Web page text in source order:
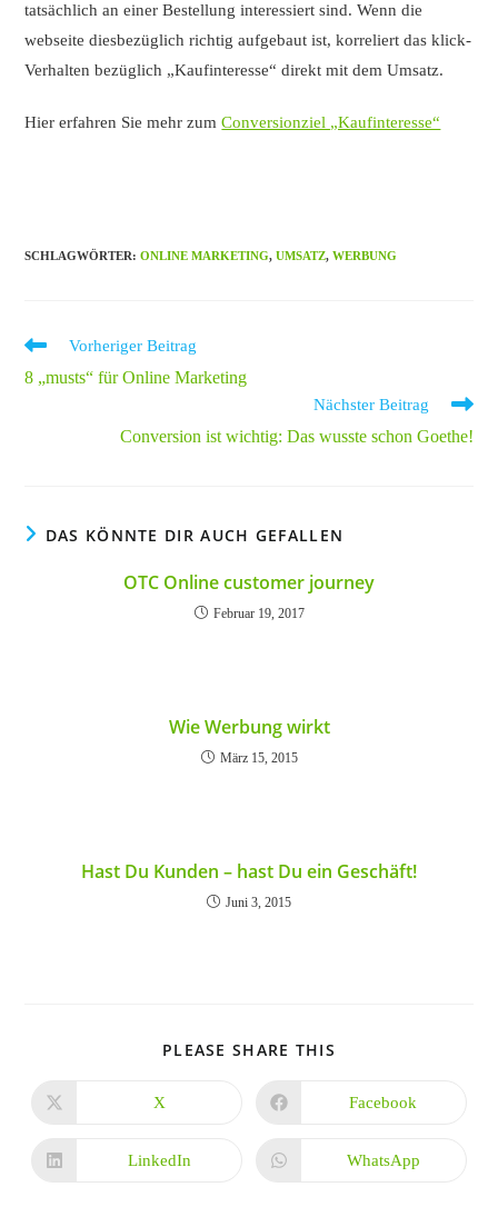
tatsächlich an einer Bestellung interessiert sind. Wenn die
webseite diesbezüglich richtig aufgebaut ist, korreliert das klick-
Verhalten bezüglich „Kaufinteresse“ direkt mit dem Umsatz.
Hier erfahren Sie mehr zumConversionziel „Kaufinteresse“
SCHLAGWÖRTER:ONLINE MARKETING, UMSATZ, WERBUNG
Weitere
ansehen
Vorheriger Beitrag
8 „musts“ für Online Marketing
Nächster Beitrag
Conversion ist wichtig: Das wusste schon Goethe!
DAS KÖNNTE DIR AUCH GEFALLEN
OTC Online customer journey
Februar 19, 2017
Wie Werbung wirkt
März 15, 2015
Hast Du Kunden – hast Du ein Geschäft!
Juni 3, 2015
PLEASE SHARE THIS
TEILEN
Öffnet
neuen
Fenster
X
Öffnet
neuen
Fenster
Facebook
Öffnet
LinkedIn
Öffnet
WhatsApp